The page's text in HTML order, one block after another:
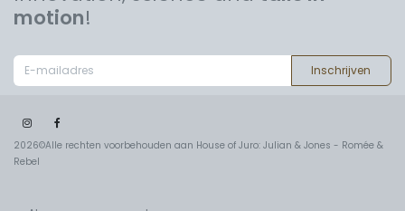
motion!
Inschrijven
2026©Alle rechten voorbehouden aan House of Juro: Julian & Jones - Romée &
Rebel